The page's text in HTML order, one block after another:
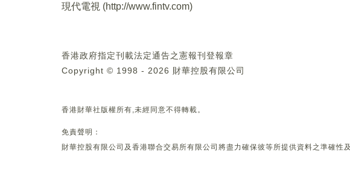
現代電視 (http://www.fintv.com)
香港政府指定刊載法定通告之憲報刊登報章
Copyright © 1998 - 2026 財華控股有限公司
香港財華社版權所有,未經同意不得轉載。
免責聲明：
財華控股有限公司及香港聯合交易所有限公司將盡力確保彼等所提供資料之準確